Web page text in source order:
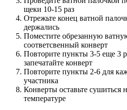
щеки 10-15 раз
Отрежьте конец ватной
держались
Поместите обрезанную
соответсвенный конверт
Повторите пункты 3-5 еще 3
запечатайте конверт
Повторите пункты 2-6 для
участника
Конверты оставьте сушиться
температуре